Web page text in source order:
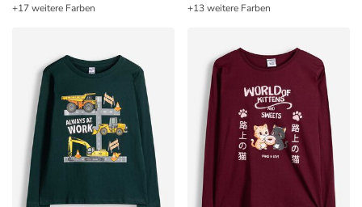
+17 weitere Farben +13 weitere Farben